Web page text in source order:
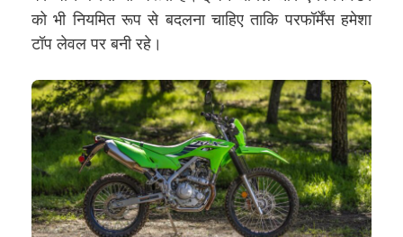
को भी नियमित रूप से बदलना चाहिए ताकि परफॉर्मेंस हमेशा
टॉप लेवल पर बनी रहे।